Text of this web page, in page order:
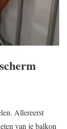
Allereerst
van je balkon